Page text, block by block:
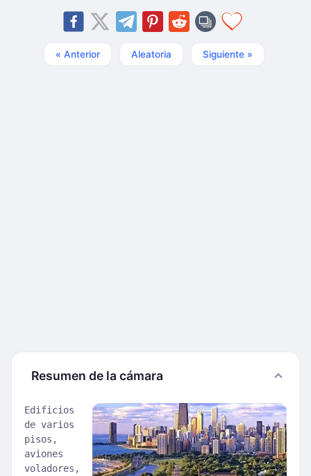
« Anterior Aleatoria Siguiente »
Resumen de la cámara
Edificios
de varios
pisos,
aviones
voladores,